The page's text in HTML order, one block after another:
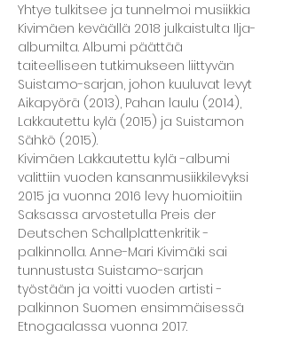
Yhtye tulkitsee ja tunnelmoi musiikkia
Kivimäen keväällä 2018 julkaistulta Ilja-
albumilta. Albumi päättää
taiteelliseen tutkimukseen liittyvän
Suistamo-sarjan, johon kuuluvat levyt
Aikapyörä (2013), Pahan laulu (2014),
Lakkautettu kylä (2015) ja Suistamon
Kivimäen Lakkautettu kylä -albumi
valittiin vuoden kansanmusiikkilevyksi
2015 ja vuonna 2016 levy huomioitiin
Saksassa arvostetulla Preis der
Deutschen Schallplattenkritik -
palkinnolla. Anne-Mari Kivimäki sai
tunnustusta Suistamo-sarjan
työstään ja voitti vuoden artisti -
palkinnon Suomen ensimmäisessä